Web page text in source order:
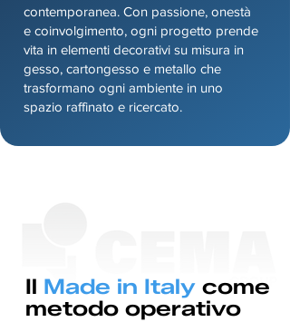
contemporanea. Con passione, onestà
e coinvolgimento, ogni progetto prende
vita in elementi decorativi su misura in
gesso, cartongesso e metallo che
trasformano ogni ambiente in uno
spazio raffinato e ricercato.
Il Made in Italy come
metodo operativo